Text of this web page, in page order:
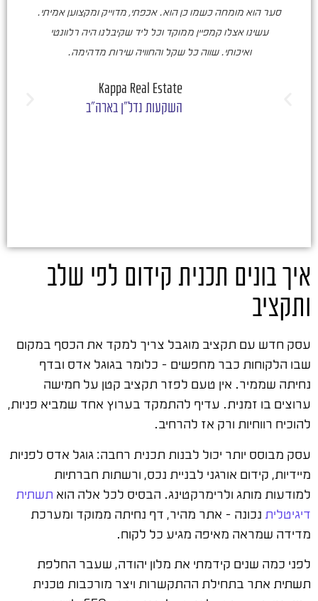
סער הוא מומחה כשמו כן הוא. אכפתי, מדוייק ומקצוען אמיתי.
עשינו אצלו קמפיין ממוקד וכל ליד שקיבלנו היה רלוונטי
ואיכותי. שווה כל שקל והחוויה שירות מדהימה.
Kappa Real Estate
השקעות נדל"ן בארה"ב
איך בונים תכנית קידום לפי שלב
ותקציב
עסק חדש עם תקציב מוגבל צריך למקד את הכסף במקום
שבו הלקוחות כבר מחפשים – כלומר בגוגל אדס ובדף
נחיתה שממיר. אין טעם לפזר תקציב קטן על חמישה
ערוצים בו זמנית. עדיף להתמקד בערוץ אחד שמביא פניות,
להוכיח רווחיות ורק אז להרחיב.
עסק מבוסס יותר יכול לבנות תכנית רחבה: גוגל אדס לפניות
מיידיות, קידום אורגני לבניית נכס, ורשתות חברתיות
למודעות מותג ולרימרקטינג. הבסיס לכל אלה הוא תשתית
דיגיטלית נכונה – אתר מהיר, דף נחיתה ממוקד ומערכת
מדידה שמראה מאיפה מגיע כל לקוח.
לפני כמה שנים קידמתי את מלון יהודה, שעבר החלפת
תשתית אתר בתחילת ההתקשרות ויצר מורכבות טכנית